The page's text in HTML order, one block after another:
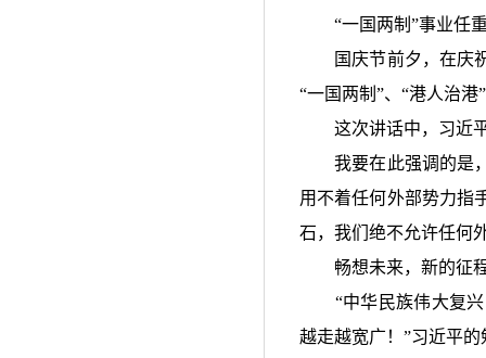
“一国两制 ”事业任
国庆节前夕，在庆祝
“一国两制 ”、 “港人治港”
这次讲话中，习近平
我要在此强调的是，
用不着任何外部势力指
石，我们绝不允许任何
畅想未来，新的征
“中华民族伟大复
越走越宽广！ ”习近平的